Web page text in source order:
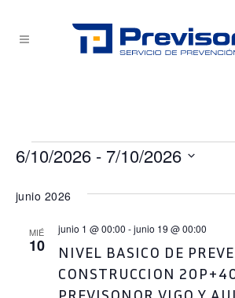
Eventos
6/10/2026 - 7/10/2026
la
junio 2026
MIÉ
10
NIVEL BASICO DE
CONSTRUCCION
PREVISONOR VIGO Y
junio 1 @ 00:00 -junio 19 @ 00:00